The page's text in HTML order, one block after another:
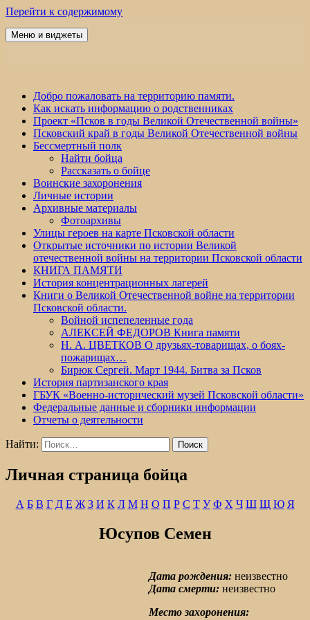
Перейти к содержимому
Победа 60
Меню и виджеты
Добро пожаловать на территорию памяти.
Как искать информацию о родственниках
Проект «Псков в годы Великой Отечественной войны»
Псковский край в годы Великой Отечественной войны
Бессмертный полк
Найти бойца
Рассказать о бойце
Воинские захоронения
Личные истории
Архивные материалы
Фотоархивы
Улицы героев на карте Псковской области
Открытые источники по истории Великой
отечественной войны на территории Псковской области
КНИГА ПАМЯТИ
История концентрационных лагерей
Книги о Великой Отечественной войне на территории
Псковской области.
Войной испепеленные года
АЛЕКСЕЙ ФЕДОРОВ Книга памяти
Н. А. ЦВЕТКОВ О друзьях-товарищах, о боях-
пожарищах…
Бирюк Сергей. Март 1944. Битва за Псков
История партизанского края
ГБУК «Военно-исторический музей Псковской области»
Федеральные данные и сборники информации
Отчеты о деятельности
Найти:
Личная страница бойца
А Б В Г Д Е Ж З И К Л М Н О П Р С Т У Ф Х Ч Ш Щ Ю Я
Юсупов Семен
Дата рождения: неизвестно
Дата смерти: неизвестно
Место захоронения: